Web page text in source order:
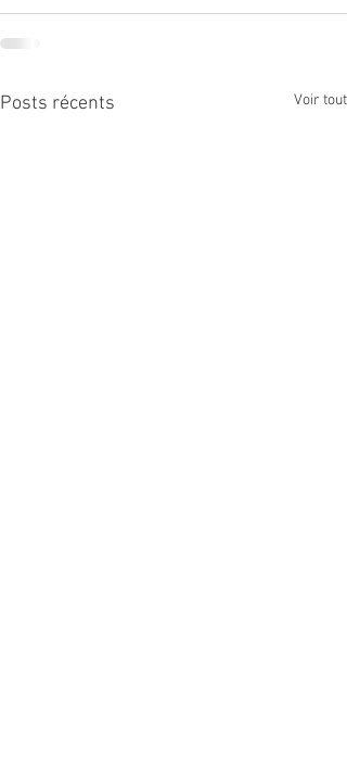
Posts récents Voir tout